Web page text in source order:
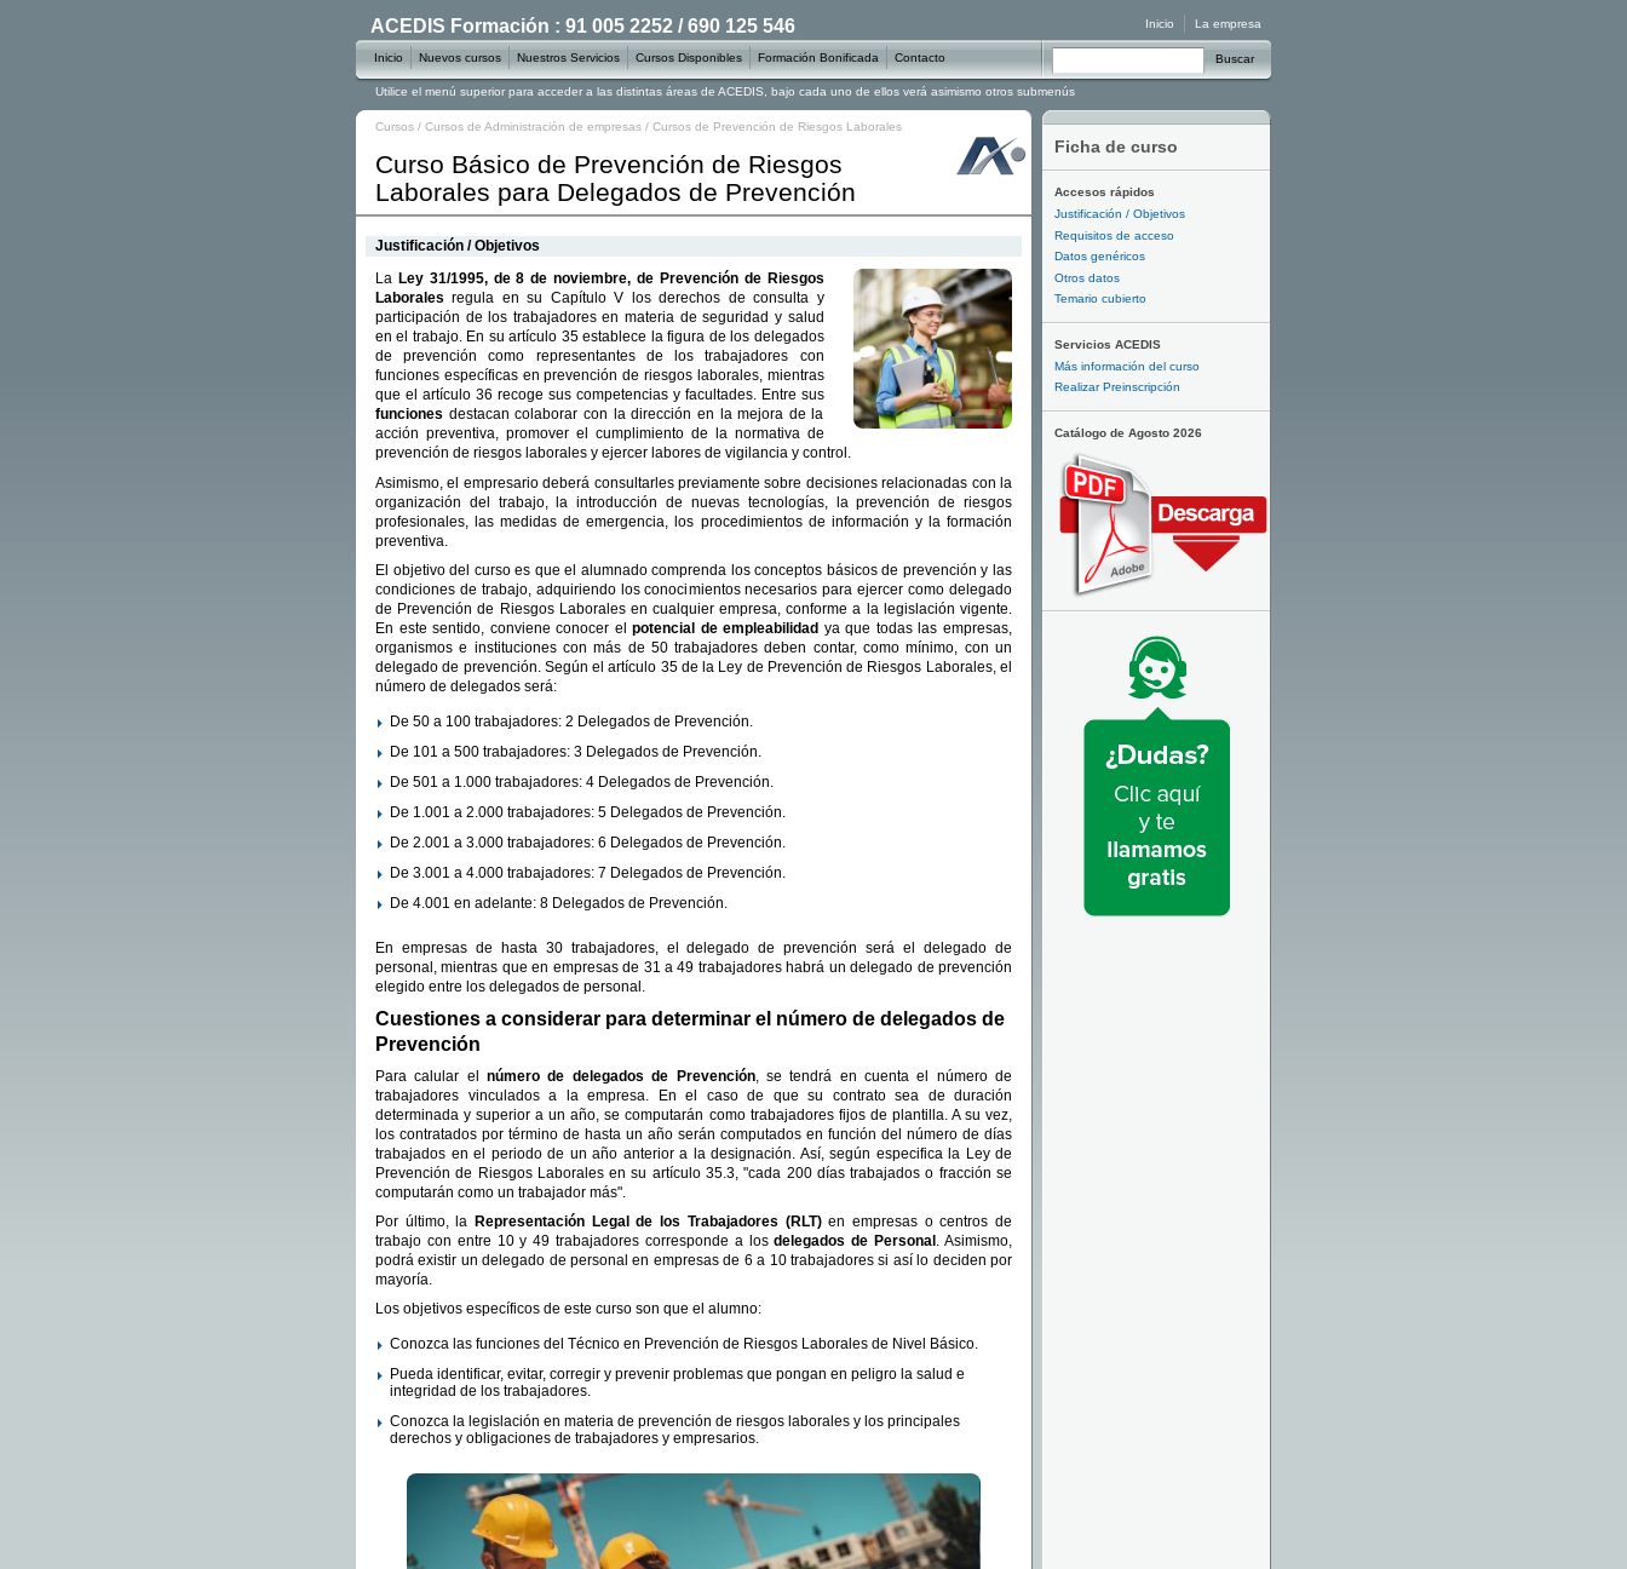
Cursos / Cursos de Administración de empresas / Cursos de Prevención de Riesgos Laborales
Curso Básico de Prevención de Riesgos
Laborales para Delegados de Prevención
Justificación / Objetivos
La Ley 31/1995, de 8 de noviembre, de Prevención de Riesgos
Laborales regula en su Capítulo V los derechos de consulta y
participación de los trabajadores en materia de seguridad y salud
en el trabajo. En su artículo 35 establece la figura de los delegados
de prevención como representantes de los trabajadores con
funciones específicas en prevención de riesgos laborales, mientras
que el artículo 36 recoge sus competencias y facultades. Entre sus
funciones destacan colaborar con la dirección en la mejora de la
acción preventiva, promover el cumplimiento de la normativa de
prevención de riesgos laborales y ejercer labores de vigilancia y control.
Asimismo, el empresario deberá consultarles previamente sobre decisiones relacionadas con la
organización del trabajo, la introducción de nuevas tecnologías, la prevención de riesgos
profesionales, las medidas de emergencia, los procedimientos de información y la formación
preventiva.
El objetivo del curso es que el alumnado comprenda los conceptos básicos de prevención y las
condiciones de trabajo, adquiriendo los conocimientos necesarios para ejercer como delegado
de Prevención de Riesgos Laborales en cualquier empresa, conforme a la legislación vigente.
En este sentido, conviene conocer elpotencial de empleabilidad ya que todas las empresas,
organismos e instituciones con más de 50 trabajadores deben contar, como mínimo, con un
delegado de prevención. Según el artículo 35 de la Ley de Prevención de Riesgos Laborales, el
número de delegados será:
De 50 a 100 trabajadores: 2 Delegados de Prevención.
De 101 a 500 trabajadores: 3 Delegados de Prevención.
De 501 a 1.000 trabajadores: 4 Delegados de Prevención.
De 1.001 a 2.000 trabajadores: 5 Delegados de Prevención.
De 2.001 a 3.000 trabajadores: 6 Delegados de Prevención.
De 3.001 a 4.000 trabajadores: 7 Delegados de Prevención.
De 4.001 en adelante: 8 Delegados de Prevención.
En empresas de hasta 30 trabajadores, el delegado de prevención será el delegado de
personal, mientras que en empresas de 31 a 49 trabajadores habrá un delegado de prevención
elegido entre los delegados de personal.
Cuestiones a considerar para determinar el número de delegados de
Prevención
Para calular elnúmero de delegados de Prevención, se tendrá en cuenta el número de
trabajadores vinculados a la empresa. En el caso de que su contrato sea de duración
determinada y superior a un año, se computarán como trabajadores fijos de plantilla. A su vez,
los contratados por término de hasta un año serán computados en función del número de días
trabajados en el periodo de un año anterior a la designación. Así, según especifica la Ley de
Prevención de Riesgos Laborales en su artículo 35.3, "cada 200 días trabajados o fracción se
computarán como un trabajador más".
Por último, la Representación Legal de los Trabajadores (RLT)en empresas o centros de
trabajo con entre 10 y 49 trabajadores corresponde a losdelegados de Personal . Asimismo,
podrá existir un delegado de personal en empresas de 6 a 10 trabajadores si así lo deciden por
mayoría.
Los objetivos específicos de este curso son que el alumno:
Conozca las funciones del Técnico en Prevención de Riesgos Laborales de Nivel Básico.
Pueda identificar, evitar, corregir y prevenir problemas que pongan en peligro la salud e
integridad de los trabajadores.
Conozca la legislación en materia de prevención de riesgos laborales y los principales
derechos y obligaciones de trabajadores y empresarios.
Ficha de curso
Accesos rápidos
Justificación / Objetivos
Requisitos de acceso
Datos genéricos
Otros datos
Temario cubierto
Servicios ACEDIS
Más información del curso
Realizar Preinscripción
Catálogo de Agosto 2026
ACEDIS Formación : 91 005 2252 / 690 125 546 La empresa
Inicio
Inicio Nuevos cursos Nuestros Servicios Cursos Disponibles Formación Bonificada Contacto Buscar
Utilice el menú superior para acceder a las distintas áreas de ACEDIS, bajo cada uno de ellos verá asimismo otros submenús